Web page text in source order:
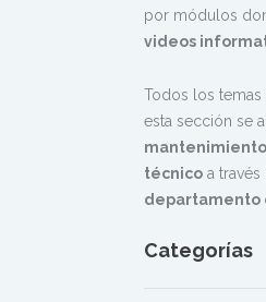
por módulos
videos
Todos los
esta sección se
mantenimiento
técnico a través
departamento
Categorías